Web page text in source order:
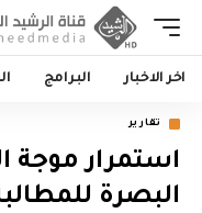
اخر الاخبار البرامج
تقارير
استمرار موجة
البصرة